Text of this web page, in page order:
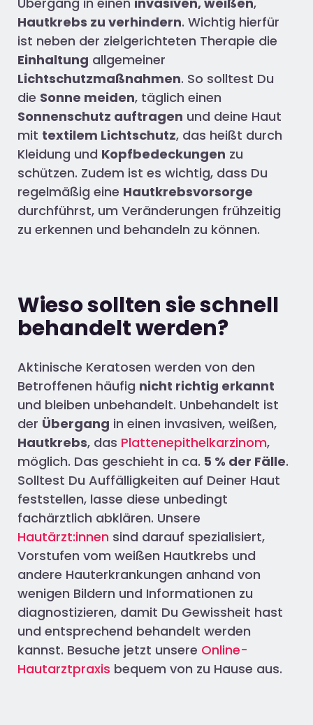
Hautkrebs zu verhindern. Wichtig hierfür
ist neben der zielgerichteten Therapie die
Einhaltung allgemeiner
Lichtschutzmaßnahmen. So solltest Du
die Sonne meiden, täglich einen
Sonnenschutz auftragen und deine Haut
mit textilem Lichtschutz, das heißt durch
Kleidung und Kopfbedeckungen zu
schützen. Zudem ist es wichtig, dass Du
regelmäßig eine Hautkrebsvorsorge
durchführst, um Veränderungen frühzeitig
zu erkennen und behandeln zu können.
Wieso sollten sie schnell
behandelt werden?
Aktinische Keratosen werden von den
Betroffenen häufig nicht richtig erkannt
und bleiben unbehandelt. Unbehandelt ist
der Übergang in einen invasiven, weißen,
Hautkrebs, das Plattenepithelkarzinom,
möglich. Das geschieht in ca. 5 % der Fälle.
Solltest Du Auffälligkeiten auf Deiner Haut
feststellen, lasse diese unbedingt
fachärztlich abklären. Unsere
Hautärzt:innen sind darauf spezialisiert,
Vorstufen vom weißen Hautkrebs und
andere Hauterkrankungen anhand von
wenigen Bildern und Informationen zu
diagnostizieren, damit Du Gewissheit hast
und entsprechend behandelt werden
kannst. Besuche jetzt unsere Online-
Hautarztpraxis bequem von zu Hause aus.